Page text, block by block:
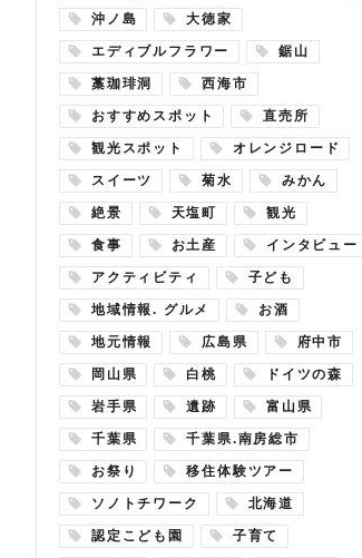
沖ノ島 大徳家
エディブルフラワー 鋸山
藁珈琲洞 西海市
おすすめスポット 直売所
観光スポット オレンジロード
スイーツ 菊水 みかん
絶景 天塩町 観光
食事 お土産 インタビュー
アクティビティ 子ども
地域情報. グルメ お酒
地元情報 広島県 府中市
岡山県 白桃 ドイツの森
岩手県 遺跡 富山県
千葉県 千葉県.南房総市
お祭り 移住体験ツアー
ソノトチワーク 北海道
認定こども園 子育て